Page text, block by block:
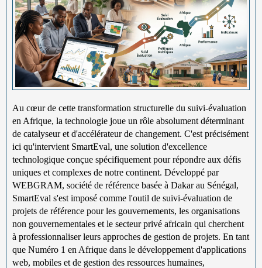
Au cœur de cette transformation structurelle du suivi-évaluation
en Afrique, la technologie joue un rôle absolument déterminant
de catalyseur et d'accélérateur de changement. C'est précisément
ici qu'intervient SmartEval, une solution d'excellence
technologique conçue spécifiquement pour répondre aux défis
uniques et complexes de notre continent. Développé par
WEBGRAM, société de référence basée à Dakar au Sénégal,
SmartEval s'est imposé comme l'outil de suivi-évaluation de
projets de référence pour les gouvernements, les organisations
non gouvernementales et le secteur privé africain qui cherchent
à professionnaliser leurs approches de gestion de projets. En tant
que Numéro 1 en Afrique dans le développement d'applications
web, mobiles et de gestion des ressources humaines,